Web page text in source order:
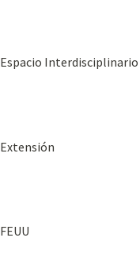
Espacio Interdisciplinario
Extensión
FEUU